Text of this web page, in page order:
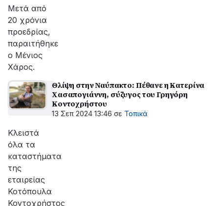
Μετά από
20 χρόνια
προεδρίας,
παραιτήθηκε
ο Μένιος
Χάρος.
Θλίψη στην Ναύπακτο: Πέθανε η Κατερίνα
Χασαπογιάννη, σύζυγος του Γρηγόρη
Κοντοχρήστου
13 Σεπ 2024 13:46 σε Τοπικά
Κλειστά
όλα τα
καταστήματα
της
εταιρείας
Κοτόπουλα
Κοντοχρήστος